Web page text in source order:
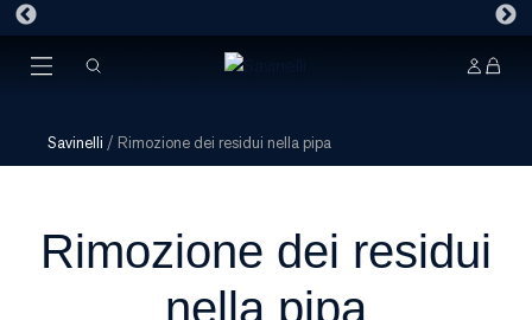
Savinelli / Rimozione dei residui nella pipa
Rimozione dei residui
nella pipa